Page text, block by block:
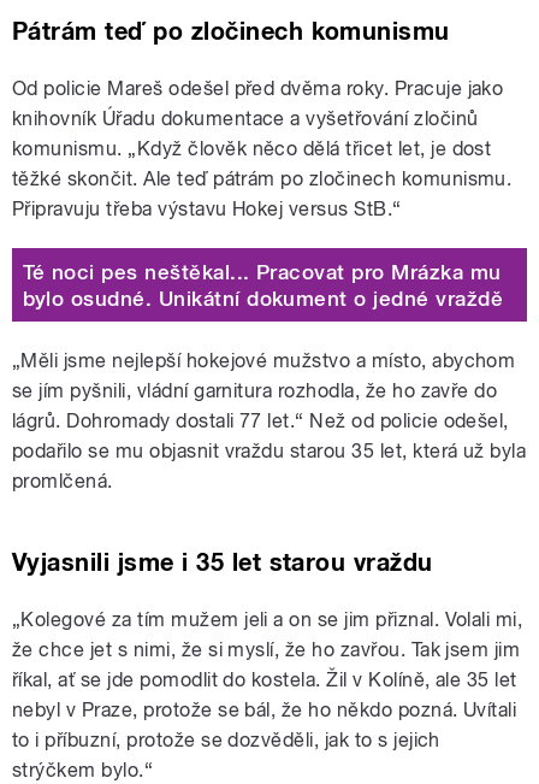
Pátrám teď po zločinech komunismu
Od policie Mareš odešel před dvěma roky. Pracuje jako
knihovník Úřadu dokumentace a vyšetřování zločinů
komunismu. „Když člověk něco dělá třicet let, je dost
těžké skončit. Ale teď pátrám po zločinech komunismu.
Připravuju třeba výstavu Hokej versus StB.“
Té noci pes neštěkal... Pracovat pro Mrázka mu
bylo osudné. Unikátní dokument o jedné vraždě
„Měli jsme nejlepší hokejové mužstvo a místo, abychom
se jím pyšnili, vládní garnitura rozhodla, že ho zavře do
lágrů. Dohromady dostali 77 let.“ Než od policie odešel,
podařilo se mu objasnit vraždu starou 35 let, která už byla
promlčená.
Vyjasnili jsme i 35 let starou vraždu
„Kolegové za tím mužem jeli a on se jim přiznal. Volali mi,
že chce jet s nimi, že si myslí, že ho zavřou. Tak jsem jim
říkal, ať se jde pomodlit do kostela. Žil v Kolíně, ale 35 let
nebyl v Praze, protože se bál, že ho někdo pozná. Uvítali
to i příbuzní, protože se dozvěděli, jak to s jejich
strýčkem bylo.“